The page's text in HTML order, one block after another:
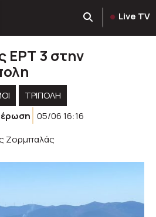
Live TV
ΕΡΤ 3 στην
ΤΡΙΠΟΛΗ
05/06 16:16
Ζορμπαλάς